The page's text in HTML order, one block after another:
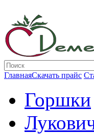
ГлавнаяСкачать прайс
Горшки